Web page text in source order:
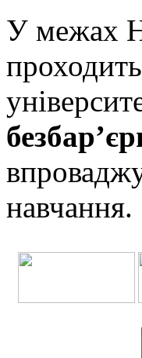
У межах
навчання.